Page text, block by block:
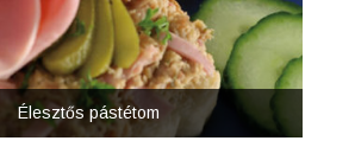
Élesztős pástétom